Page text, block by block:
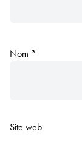
Nom *
Site web